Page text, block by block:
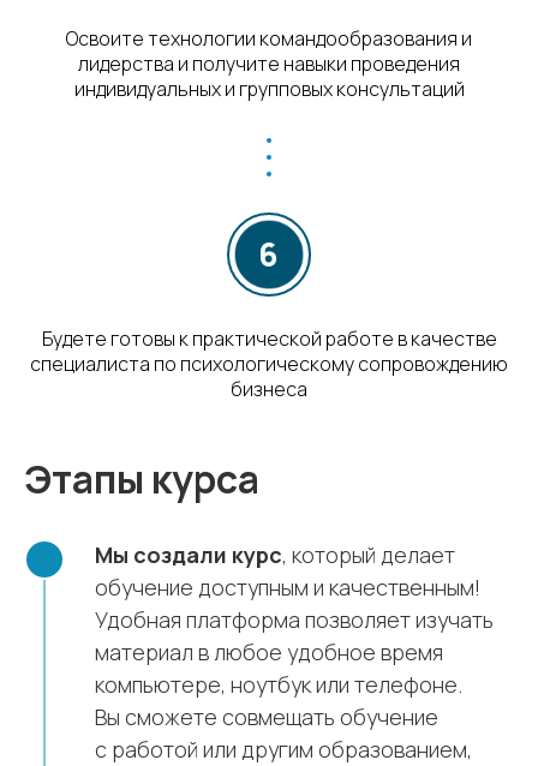
Освоите технологии командообразования и
лидерства и получите навыки проведения
индивидуальных и групповых консультаций
Будете готовы к практической работе в качестве
специалиста по психологическому сопровождению
бизнеса
Этапы курса
Мы создали курс, который делает
обучение доступным и качественным!
Удобная платформа позволяет изучать
материал в любое удобное время
компьютере, ноутбук или телефоне.
Вы сможете совмещать обучение
с работой или другим образованием,